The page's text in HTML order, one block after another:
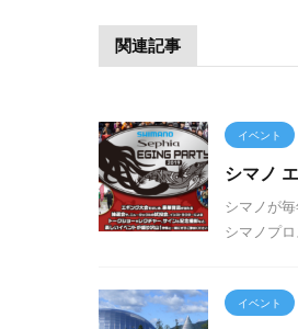
関連記事
イベント
シマノ
シマノが
シマノプ
イベント